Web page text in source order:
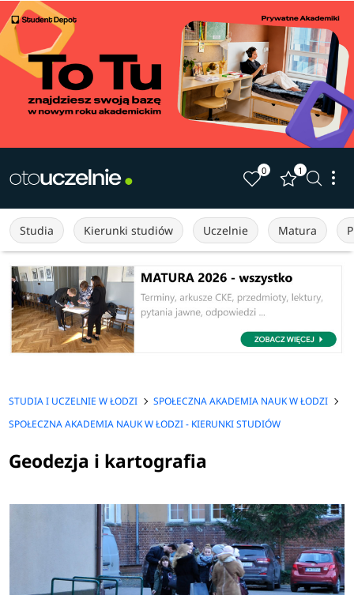
0 1
Studia Kierunki studiów Uczelnie Matura
STUDIA I UCZELNIE W ŁODZI
SPOŁECZNA AKADEMIA NAUK W ŁODZI
SPOŁECZNA AKADEMIA NAUK W ŁODZI - KIERUNKI STUDIÓW
Geodezja i kartografia